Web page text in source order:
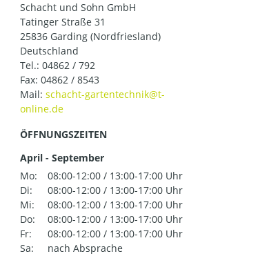
Schacht und Sohn GmbH
Tatinger Straße 31
25836 Garding (Nordfriesland)
Deutschland
Tel.: 04862 / 792
Fax: 04862 / 8543
Mail:
ÖFFNUNGSZEITEN
April - September
Mo:
08:00-12:00 / 13:00-17:00 Uhr
Di:
08:00-12:00 / 13:00-17:00 Uhr
Mi:
08:00-12:00 / 13:00-17:00 Uhr
Do:
08:00-12:00 / 13:00-17:00 Uhr
Fr:
08:00-12:00 / 13:00-17:00 Uhr
Sa:
nach Absprache